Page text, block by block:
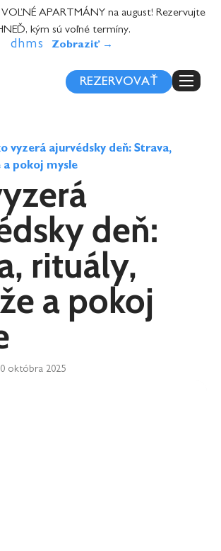
APARTMÁNY na august! Rezervujte
kým sú voľné termíny.
d hms
REZERVOVAŤ
vyzerá ajurvédsky deň: Strava,
a pokoj mysle
deň:
rituály,
a pokoj
10 októbra 2025